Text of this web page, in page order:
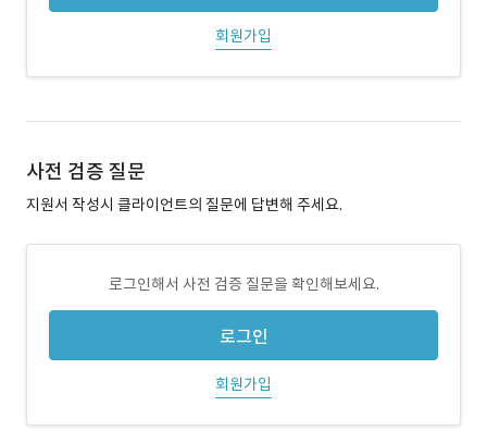
회원가입
사전 검증 질문
지원서 작성시 클라이언트의 질문에 답변해 주세요.
로그인해서 사전 검증 질문을 확인해보세요.
로그인
회원가입